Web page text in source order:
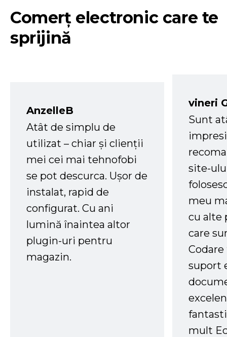
Comerț electronic care te
sprijină
AnzelleB
Atât de simplu de
utilizat – chiar și clienții
mei cei mai tehnofobi
se pot descurca. Ușor de
instalat, rapid de
configurat. Cu ani
lumină înaintea altor
plugin-uri pentru
magazin.
vineri
Sunt
site-
meu
cu alte
care
suport
mult